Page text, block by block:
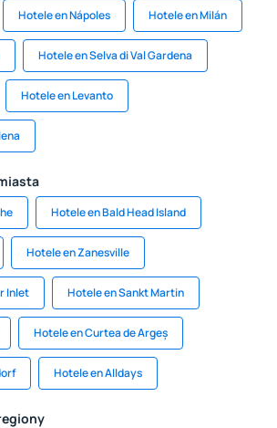
Hotele en Nápoles Hotele en Milán
Hotele en Selva di Val Gardena
Hotele en Levanto
Hotele en Bald Head Island
Hotele en Zanesville
Inlet Hotele en Sankt Martin
Hotele en Curtea de Argeș
Hotele en Alldays